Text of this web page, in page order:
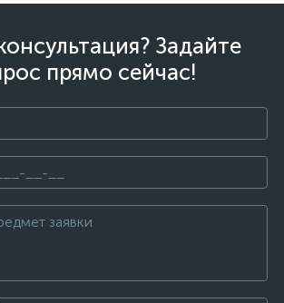
Задайте
прямо сейчас!